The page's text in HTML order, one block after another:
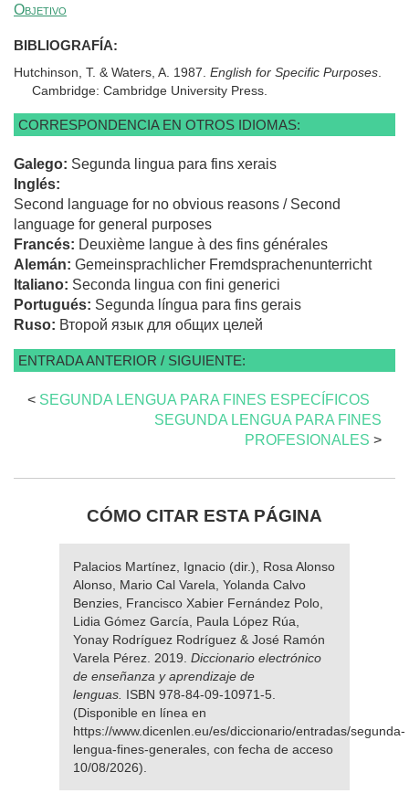
Objetivo
BIBLIOGRAFÍA:
Hutchinson, T. & Waters, A. 1987. English for Specific Purposes
Cambridge: Cambridge University Press.
CORRESPONDENCIA EN OTROS IDIOMAS:
Galego: Segunda lingua para fins xerais
Inglés:
Second language for no obvious reasons / Second
language for general purposes
Francés: Deuxième langue à des fins générales
Alemán: Gemeinsprachlicher Fremdsprachenunterricht
Italiano: Seconda lingua con fini generici
Portugués: Segunda língua para fins gerais
Ruso: Второй язык для общих целей
ENTRADA ANTERIOR / SIGUIENTE:
< SEGUNDA LENGUA PARA FINES ESPECÍFICOS
SEGUNDA LENGUA PARA FINES
PROFESIONALES >
CÓMO CITAR ESTA PÁGINA
Palacios Martínez, Ignacio (dir.), Rosa Alonso
Alonso, Mario Cal Varela, Yolanda Calvo
Benzies, Francisco Xabier Fernández Polo,
Lidia Gómez García, Paula López Rúa,
Yonay Rodríguez Rodríguez & José Ramón
Varela Pérez. 2019. Diccionario electrónico
de enseñanza y aprendizaje de
lenguas. ISBN 978-84-09-10971-5.
(Disponible en línea en
https://www.dicenlen.eu/es/diccionario/entradas/segunda-
lengua-fines-generales, con fecha de acceso
10/08/2026).